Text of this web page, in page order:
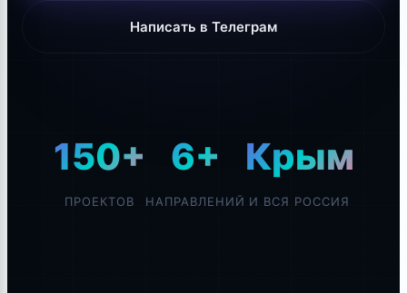
Написать в Телеграм
150+
ПРОЕКТОВ
6+
НАПРАВЛЕНИЙ
Крым
И ВСЯ РОССИЯ